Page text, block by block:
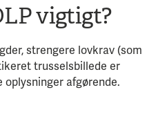
vigtigt?
strengere lovkrav (som
trusselsbillede er
afgørende.